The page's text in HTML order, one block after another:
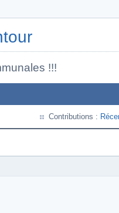
!!!
Contributions :